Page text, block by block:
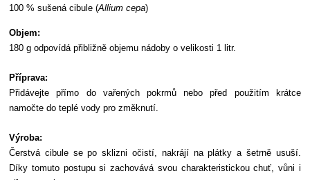
100 % sušená cibule (Allium cepa)
Objem:
180 g odpovídá přibližně objemu nádoby o velikosti 1 litr.
Příprava:
Přidávejte přímo do vařených pokrmů nebo před použitím krátce
namočte do teplé vody pro změknutí.
Výroba:
Čerstvá cibule se po sklizni očistí, nakrájí na plátky a šetrně usuší.
Díky tomuto postupu si zachovává svou charakteristickou chuť, vůni i